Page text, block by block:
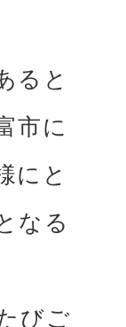
ると
市に
にと
なる
びご